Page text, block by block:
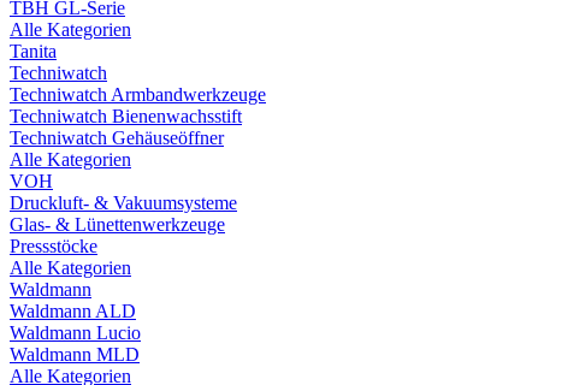
TBH GL-Serie
Alle Kategorien
Tanita
Techniwatch
Techniwatch Armbandwerkzeuge
Techniwatch Bienenwachsstift
Techniwatch Gehäuseöffner
Alle Kategorien
VOH
Druckluft- & Vakuumsysteme
Glas- & Lünettenwerkzeuge
Pressstöcke
Alle Kategorien
Waldmann
Waldmann ALD
Waldmann Lucio
Waldmann MLD
Alle Kategorien